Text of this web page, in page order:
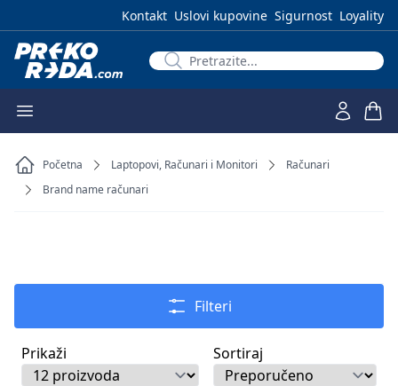
Kontakt Uslovi kupovine Sigurnost Loyality
Početna Laptopovi, Računari i Monitori
Računari
Brand name računari
Filteri
Prikaži Sortiraj